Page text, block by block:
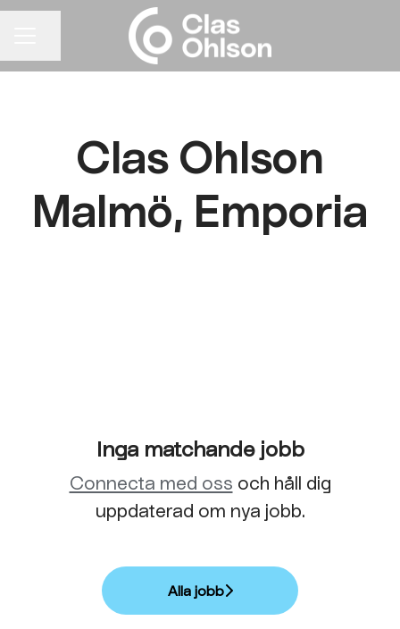
Clas Ohlson
Malmö, Emporia
Inga matchande jobb
Connecta med oss och håll dig
uppdaterad om nya jobb.
Alla jobb